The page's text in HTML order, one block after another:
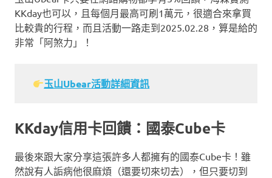
KKday也可以，且每個月最高可刷1萬元，很適合來拿買
比較貴的行程，而且活動一路走到2025.02.28，算是給的
非常「阿煞力」！
玉山Ubear活動詳細資訊
KKday信用卡回饋：國泰Cube卡
最後來跟大家分享這張許多人都擁有的國泰Cube卡！雖
然說有人詬病他很麻煩（還要切來切去），但只要切到